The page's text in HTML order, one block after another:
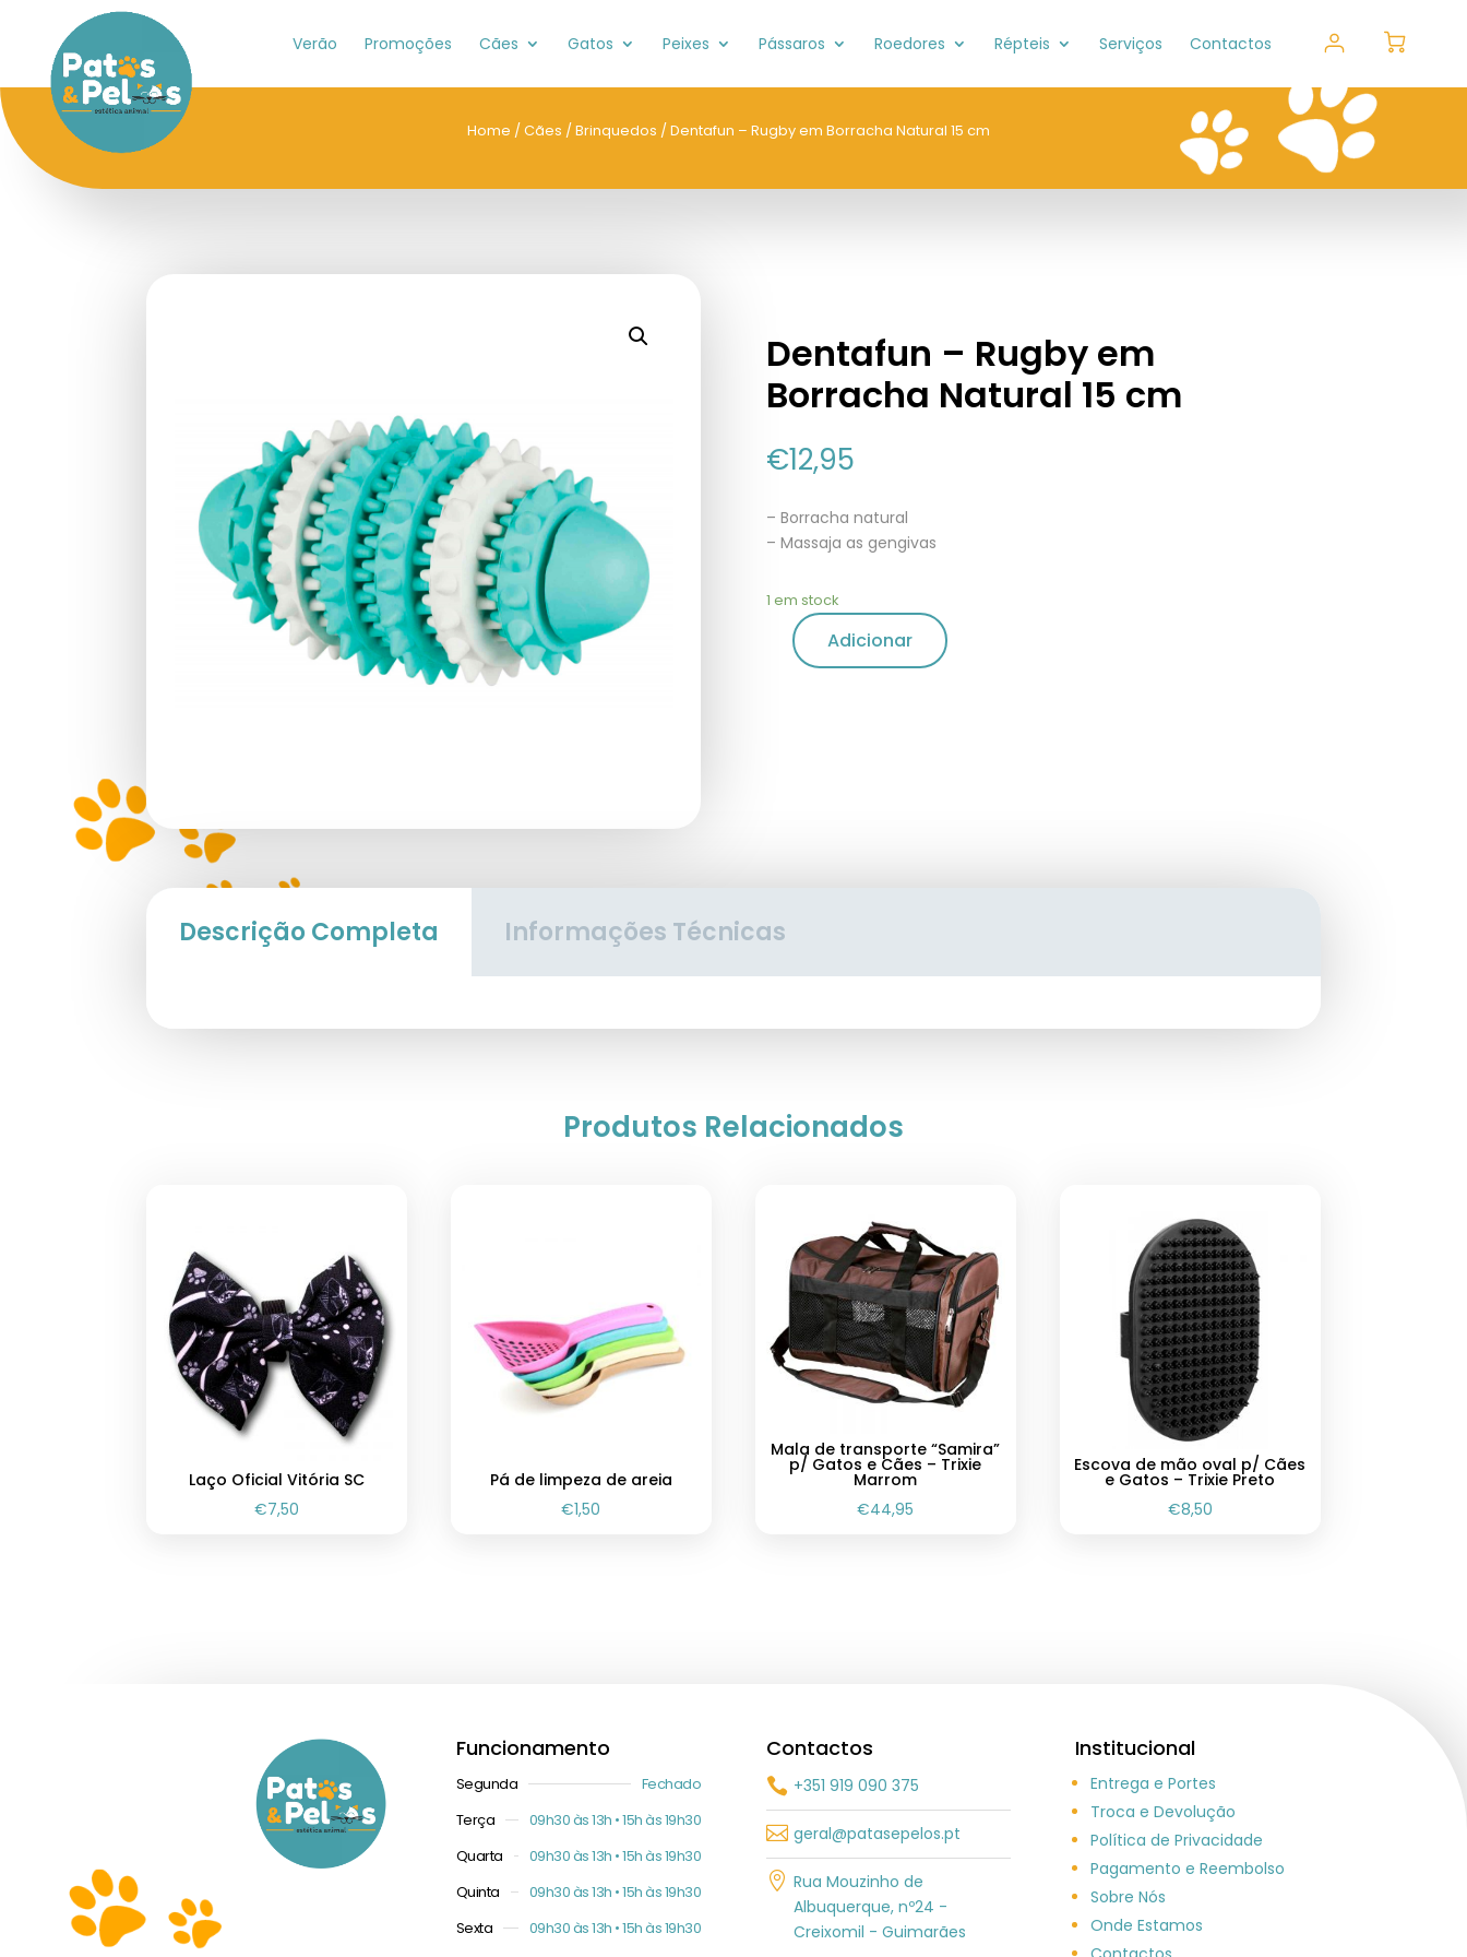
Verão Promoções Cães Gatos Peixes Pássaros Roedores Répteis Serviços Contactos
Home /Cães /Brinquedos / Dentafun – Rugby em Borracha Natural 15 cm
Dentafun – Rugby em
Borracha Natural 15 cm
€12,95
– Borracha natural
– Massaja as gengivas
1 em stock
Adicionar
Descrição Completa Informações Técnicas
Produtos Relacionados
Laço Oficial Vitória SC
€7,50
Pá de limpeza de areia
€1,50
Mala de transporte “Samira”
p/ Gatos e Cães – Trixie
Marrom
€44,95
Escova de mão oval p/ Cães
e Gatos – Trixie Preto
€8,50
Funcionamento
Segunda
Fechado
Terça
09h30 às 13h • 15h às 19h30
Quarta
09h30 às 13h • 15h às 19h30
Quinta
09h30 às 13h • 15h às 19h30
Sexta
09h30 às 13h • 15h às 19h30
Contactos
 +351 919 090 375
 geral@patasepelos.pt
 Rua Mouzinho de
Albuquerque, nº24 -
Creixomil - Guimarães
Institucional
Entrega e Portes
Troca e Devolução
Política de Privacidade
Pagamento e Reembolso
Sobre Nós
Onde Estamos